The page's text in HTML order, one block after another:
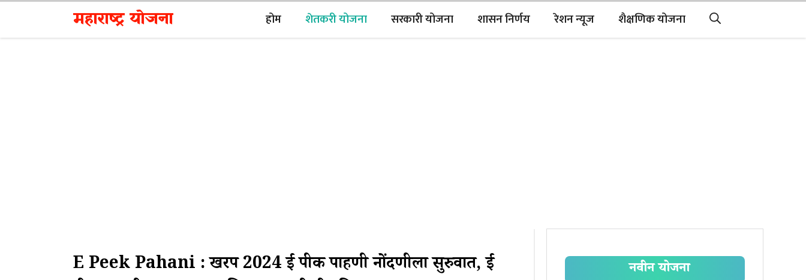
महाराष्ट्र योजना होम शेतकरी योजना सरकारी योजना शासन निर्णय रेशन न्यूज शैक्षणिक योजना
E Peek Pahani : खरीप 2024 ई पीक पाहणी नोंदणीला सुरुवात, ई
नवीन योजना